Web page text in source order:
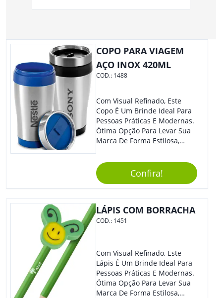
COPO PARA VIAGEM
AÇO INOX 420ML
COD.: 1488
Com Visual Refinado, Este
Copo É Um Brinde Ideal Para
Pessoas Práticas E Modernas.
Ótima Opção Para Levar Sua
Marca De Forma Estilosa,
Empresa Em Eventos,
Reuniões Corporativas Ou Até
Mesmo Para Presentear
Colaboradores.
Confira!
LÁPIS COM BORRACHA
COD.: 1451
Com Visual Refinado, Este
Lápis É Um Brinde Ideal Para
Pessoas Práticas E Modernas.
Ótima Opção Para Levar Sua
Marca De Forma Estilosa,